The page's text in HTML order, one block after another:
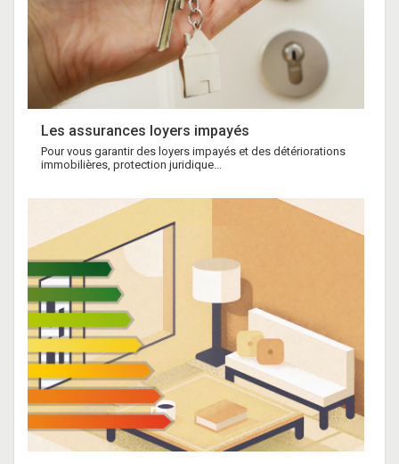
Les assurances loyers impayés
Pour vous garantir des loyers impayés et des détériorations
immobilières, protection juridique...